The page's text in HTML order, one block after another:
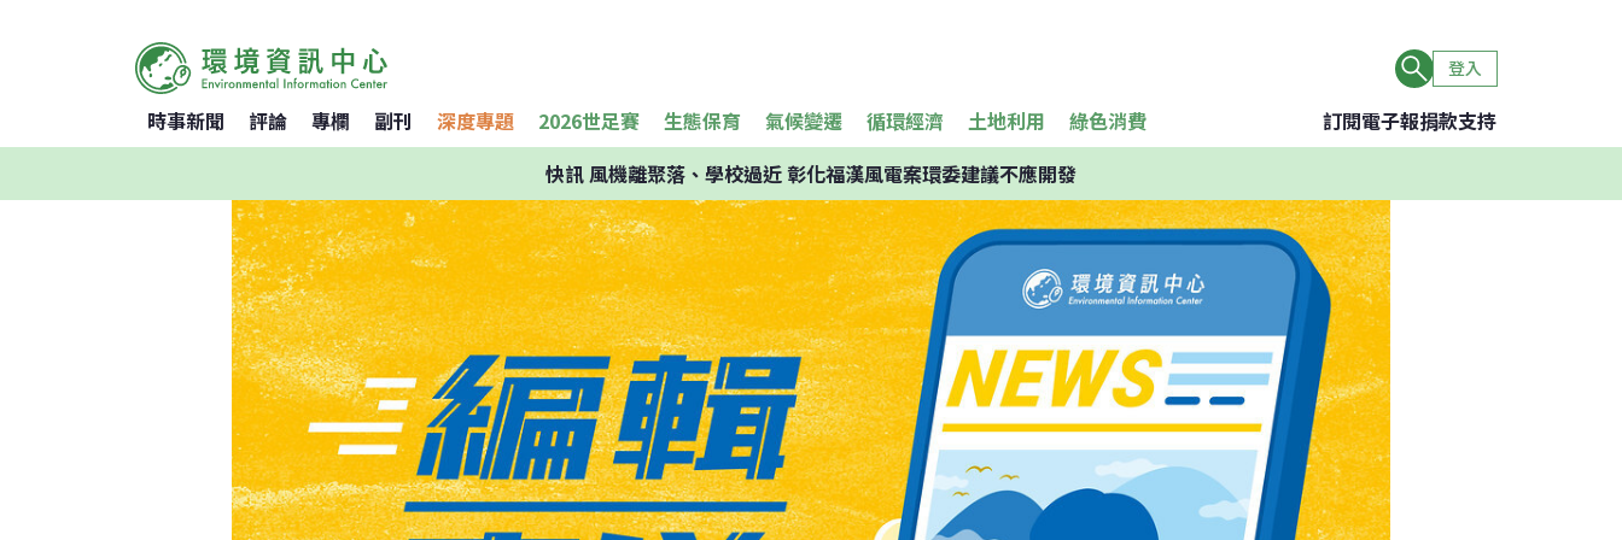
登入
時事新聞 評論 專欄 副刊 深度專題 2026世足賽 生態保育 氣候變遷 循環經濟 土地利用 綠色消費 訂閱電子報捐款支持
快訊風機離聚落、學校過近 彰化福漢風電案環委建議不應開發